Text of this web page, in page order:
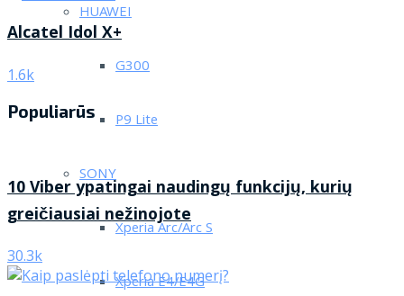
HUAWEI
G300
P9 Lite
SONY
Xperia Arc/Arc S
Xperia E4/E4G
Alcatel Idol X+
1.6k
Populiarūs
10 Viber ypatingai naudingų funkcijų, kurių
greičiausiai nežinojote
30.3k